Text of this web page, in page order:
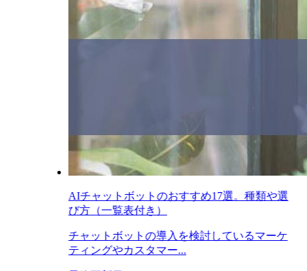
AIチャットボットのおすすめ17選。種類や選
び方（一覧表付き）
チャットボットの導入を検討しているマーケ
ティングやカスタマー...